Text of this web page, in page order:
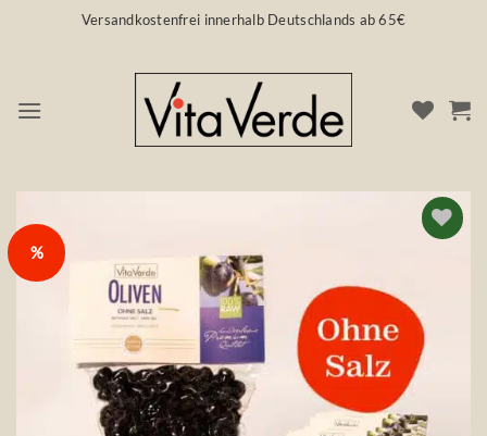
Versandkostenfrei innerhalb Deutschlands ab 65€
%